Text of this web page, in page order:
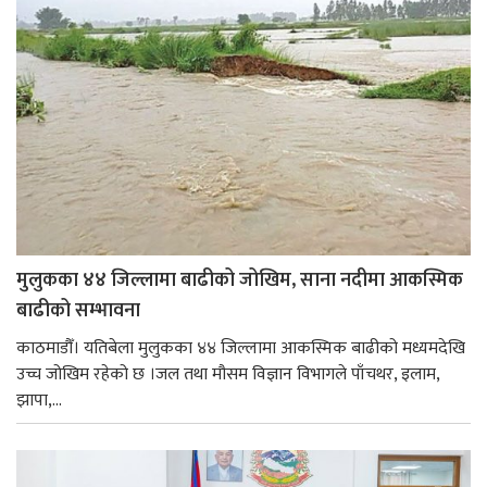
मुलुकका ४४ जिल्लामा बाढीको जोखिम, साना नदीमा आकस्मिक
बाढीको सम्भावना
काठमाडौँ। यतिबेला मुलुकका ४४ जिल्लामा आकस्मिक बाढीको मध्यमदेखि
उच्च जोखिम रहेको छ ।जल तथा मौसम विज्ञान विभागले पाँचथर, इलाम,
झापा,...